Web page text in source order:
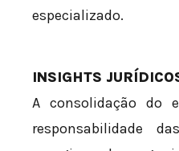
especializado.
INSIGHTS
A consolidação do
responsabilidade